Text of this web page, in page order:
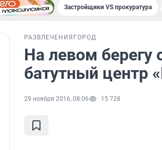
Застройщики VS прокуратура
РАЗВЛЕЧЕНИЯ ГОРОД
На левом
батутный центр
29 ноября 2016, 08:06 15 728